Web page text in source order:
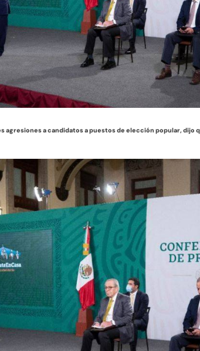
agresiones a candidatos a puestos de elección popular, dijo